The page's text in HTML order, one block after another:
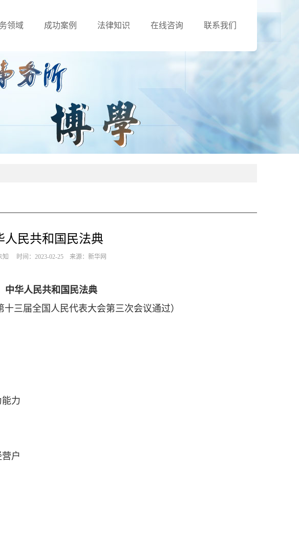
领域 成功案例 法律知识 在线咨询 联系我们
人民共和国民法典
知 时间：2023-02-25 来源：新华网
中华人民共和国民法典
十三届全国人民代表大会第三次会议通过）
力
户